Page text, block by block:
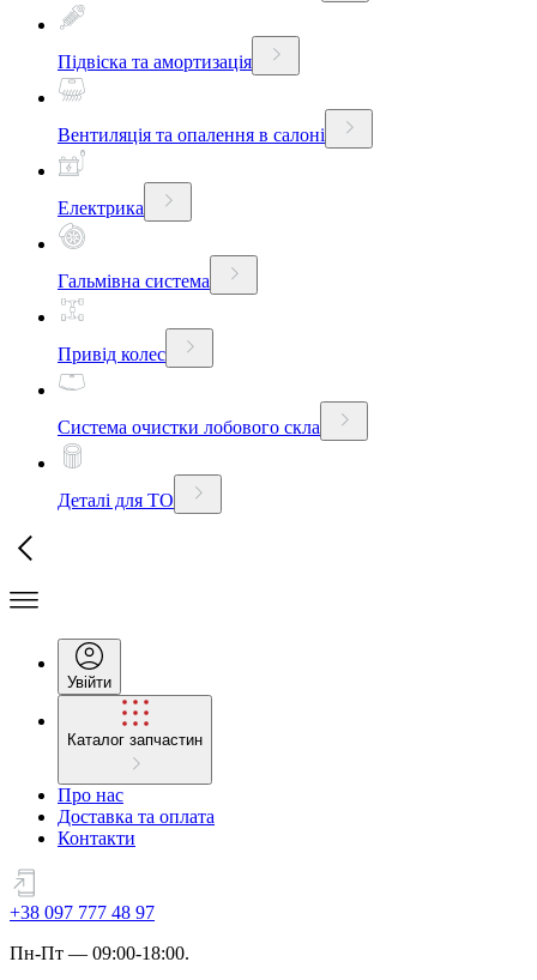
Підвіска та амортизація
Вентиляція та опалення в салоні
Електрика
Гальмівна система
Привід колес
Система очистки лобового скла
Деталі для ТО
Увійти
Каталог запчастин
Про нас
Доставка та оплата
Контакти
+38 097 777 48 97
Пн-Пт — 09:00-18:00.